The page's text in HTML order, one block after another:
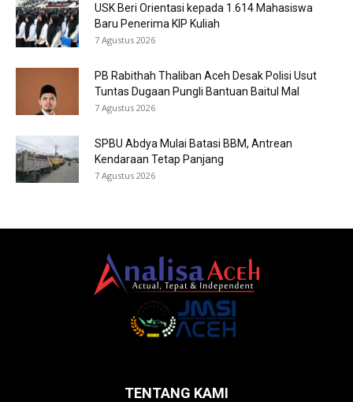
USK Beri Orientasi kepada 1.614 Mahasiswa
Baru Penerima KIP Kuliah
7 Agustus 2026
PB Rabithah Thaliban Aceh Desak Polisi Usut
Tuntas Dugaan Pungli Bantuan Baitul Mal
7 Agustus 2026
SPBU Abdya Mulai Batasi BBM, Antrean
Kendaraan Tetap Panjang
7 Agustus 2026
TENTANG KAMI